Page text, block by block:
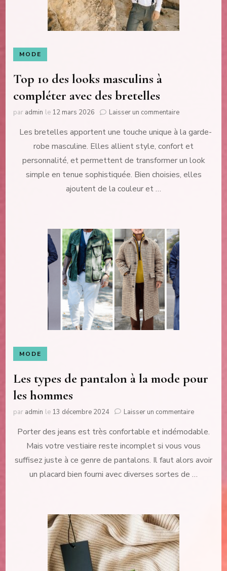
MODE
Top 10 des looks masculins à
compléter avec des bretelles
par admin le 12 mars 2026 Laisser un commentairesur
10
des
masculins
à
Les bretelles apportent une touche unique à la garde-
robe masculine. Elles allient style, confort et
personnalité, et permettent de transformer un look
simple en tenue sophistiquée. Bien choisies, elles
ajoutent de la couleur et …
MODE
Les types de pantalon à la mode pour
les hommes
par admin le 13 décembre 2024 Laisser un commentairesur
types
à
Porter des jeans est très confortable et indémodable.
Mais votre vestiaire reste incomplet si vous vous
suffisez juste à ce genre de pantalons. Il faut alors avoir
un placard bien fourni avec diverses sortes de …